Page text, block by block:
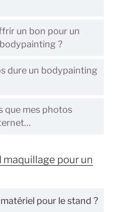
un bon pour un
?
dure un bodypainting
que mes photos
maquillage pour un
pour le stand ?